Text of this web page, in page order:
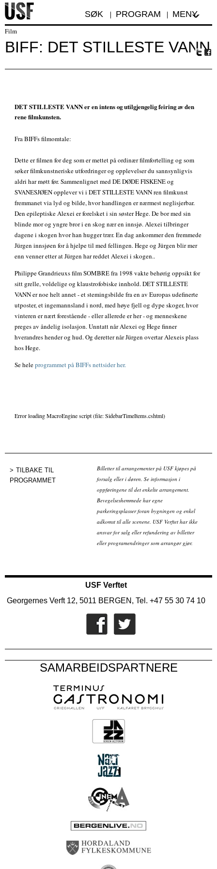
SØK PROGRAM MENY
Film
BIFF: DET STILLESTE VANN
DET STILLESTE VANN er en intens og utilgjengelig feiring av den
rene filmkunsten.
Fra BIFFs filmomtale:
Dette er filmen for deg som er mettet på ordinær filmfortelling og som
søker filmkunstneriske utfordringer og opplevelser du sannsynligvis
aldri har møtt før. Sammenlignet med DE DØDE FISKENE og
SVANESJØEN opplever vi i DET STILLESTE VANN ren filmkunst
fremmanet via lyd og bilde, hvor handlingen er nærmest neglisjerbar.
Den epileptiske Alexei er forelsket i sin søster Hege. De bor med sin
blinde mor og yngre bror i en skog nær en innsjø. Alexei tilbringer
dagene i skogen hvor han hugger trær. En dag ankommer den fremmede
Jürgen innsjøen for å hjelpe til med fellingen. Hege og Jürgen blir mer
enn venner etter at Jürgen har reddet Alexei i skogen..
Philippe Grandrieuxs film SOMBRE fra 1998 vakte behørig oppsikt for
sitt grelle, voldelige og klaustrofobiske innhold. DET STILLESTE
VANN er noe helt annet - et stemingsbilde fra en av Europas udefinerte
utposter, et ingemannsland i nord, med høye fjell og dype skoger, hvor
vinteren er nært forestående - eller allerede er her - og menneskene
preges av åndelig isolasjon. Unntatt når Alexei og Hege finner
hverandres hender og hud. Og deretter når Jürgen overtar Alexeis plass
hos Hege.
Se heleprogrammet på BIFFs nettsider her.
Error loading MacroEngine script (file: SidebarTimeItems.cshtml)
TILBAKE TIL
PROGRAMMET
Billetter til arrangementer på USF kjøpes på
forsalg eller i døren. Se informasjon i
oppføringene til det enkelte arrangement.
Bevegelseshemmede har egne
parkeringsplasser foran bygningen og enkel
adkomst til alle scenene. USF Verftet har ikke
ansvar for salg eller refundering av billetter
eller programendringer som arrangør gjør.
USF Verftet
Georgernes Verft 12, 5011 BERGEN, Tel. +47 55 30 74 10
SAMARBEIDSPARTNERE